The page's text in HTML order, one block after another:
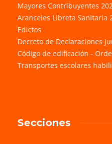
Mayores Contribuyentes
Aranceles Libreta Sanitaria
Edictos
Decreto de Declaraciones
Código de edificación -
Transportes escolares
Secciones